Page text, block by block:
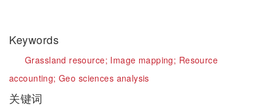
Keywords
Grassland resource; Image mapping; Resource
accounting;Geo sciences analysis
关键词